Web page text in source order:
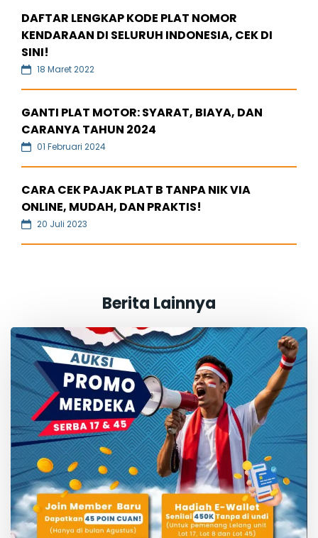
DAFTAR LENGKAP KODE PLAT NOMOR
KENDARAAN DI SELURUH INDONESIA, CEK DI
SINI!
18 Maret 2022
GANTI PLAT MOTOR: SYARAT, BIAYA, DAN
CARANYA TAHUN 2024
01 Februari 2024
CARA CEK PAJAK PLAT B TANPA NIK VIA
ONLINE, MUDAH, DAN PRAKTIS!
20 Juli 2023
Berita Lainnya